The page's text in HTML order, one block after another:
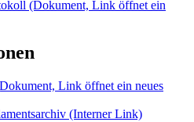
(Dokument, Link öffnet ein
Link öffnet ein neues
(Interner Link)